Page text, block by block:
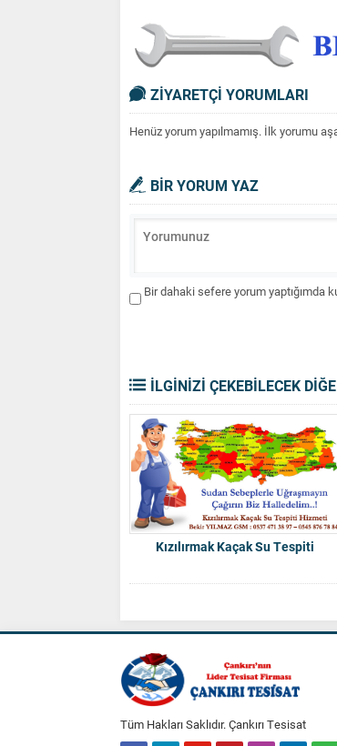
ZİYARETÇİ YORUMLARI
Henüz yorum yapılmamış. İlk yorumu
BİR YORUM YAZ
Bir dahaki sefere yorum yaptığımda
İLGİNİZİ ÇEKEBİLECEK
Kızılırmak Kaçak Su Tespiti
Tüm Hakları Saklıdır. Çankırı Tesisat